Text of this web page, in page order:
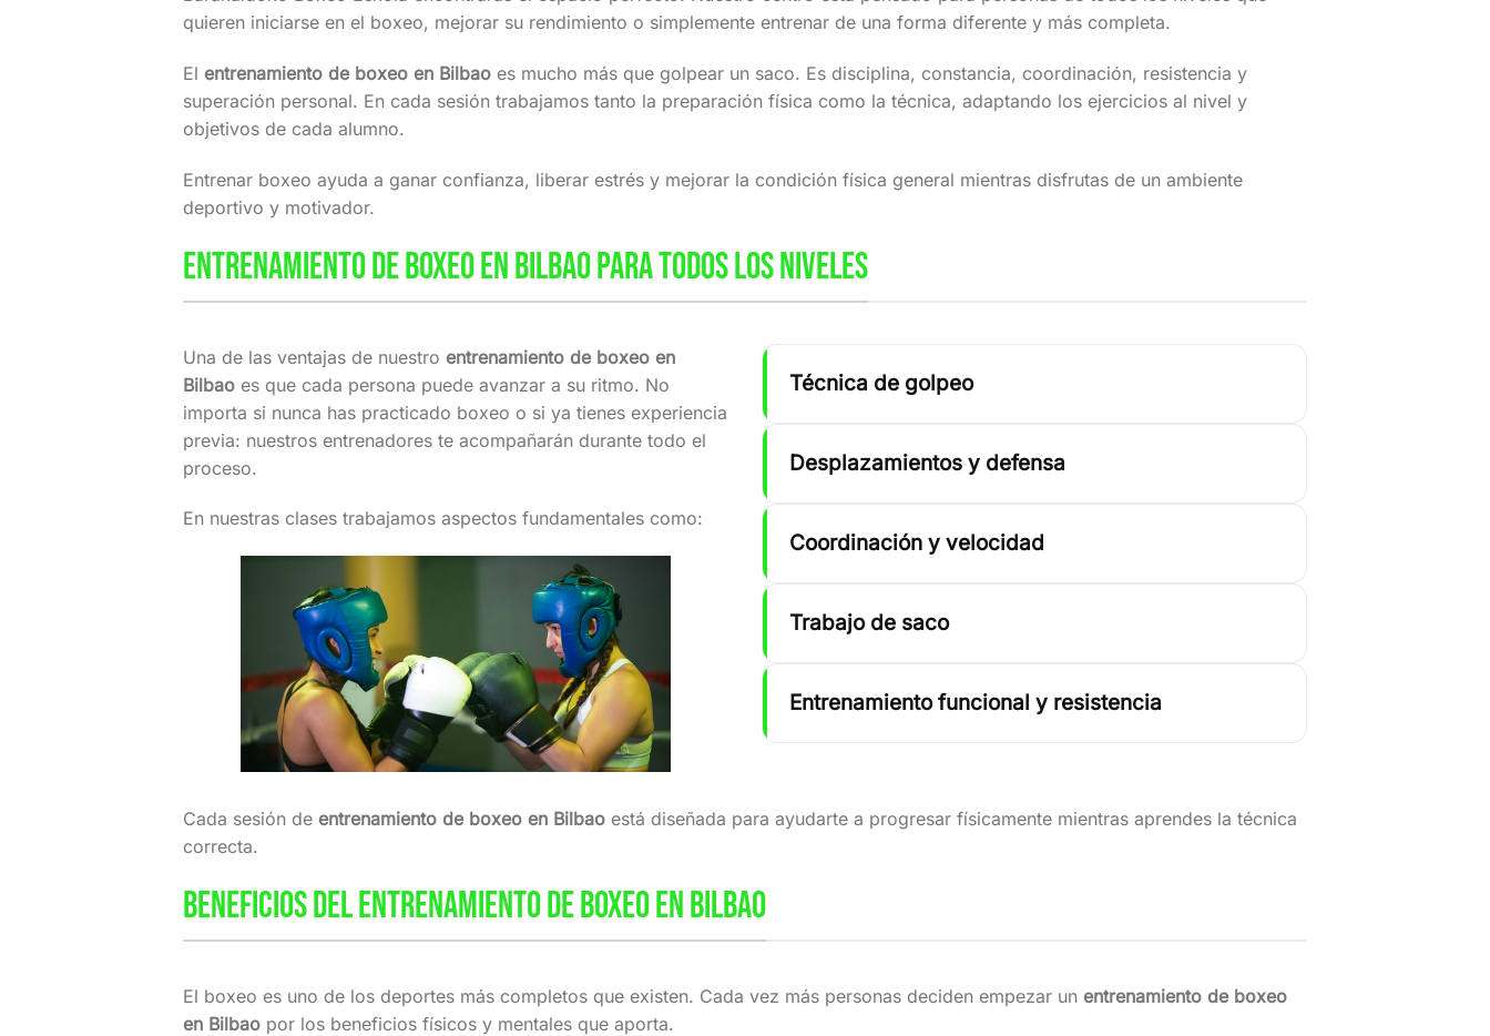
quieren iniciarse en el boxeo, mejorar su rendimiento o simplemente entrenar de una forma diferente y más completa.
El entrenamiento de boxeo en Bilbao es mucho más que golpear un saco. Es disciplina, constancia, coordinación, resistencia y
superación personal. En cada sesión trabajamos tanto la preparación física como la técnica, adaptando los ejercicios al nivel y
objetivos de cada alumno.
Entrenar boxeo ayuda a ganar confianza, liberar estrés y mejorar la condición física general mientras disfrutas de un ambiente
deportivo y motivador.
ENTRENAMIENTO DE BOXEO EN BILBAO PARA TODOS LOS NIVELES
Una de las ventajas de nuestro entrenamiento de boxeo en
Bilbao es que cada persona puede avanzar a su ritmo. No
importa si nunca has practicado boxeo o si ya tienes experiencia
previa: nuestros entrenadores te acompañarán durante todo el
proceso.
En nuestras clases trabajamos aspectos fundamentales como:
Técnica de golpeo
Desplazamientos y defensa
Coordinación y velocidad
Trabajo de saco
Entrenamiento funcional y resistencia
Cada sesión de entrenamiento de boxeo en Bilbao está diseñada para ayudarte a progresar físicamente mientras aprendes la técnica
correcta.
BENEFICIOS DEL ENTRENAMIENTO DE BOXEO EN BILBAO
El boxeo es uno de los deportes más completos que existen. Cada vez más personas deciden empezar un entrenamiento de boxeo
en Bilbao por los beneficios físicos y mentales que aporta.